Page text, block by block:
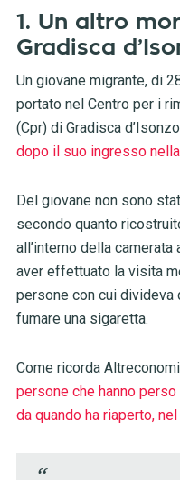
1. Un altro
Gradisca
Un giovane migrante, di
portato nel Centro per i
(Cpr) di Gradisca
dopo il suo ingresso
Del giovane non sono
secondo quanto
all’interno della
aver effettuato la visita
persone con cui
fumare una sigaretta.
Come ricorda
persone che hanno
da quando ha riaperto,